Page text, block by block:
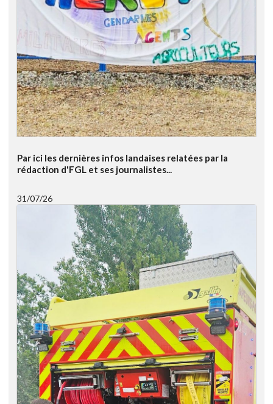
Par ici les dernières infos landaises relatées par la
rédaction d'FGL et ses journalistes...
31/07/26